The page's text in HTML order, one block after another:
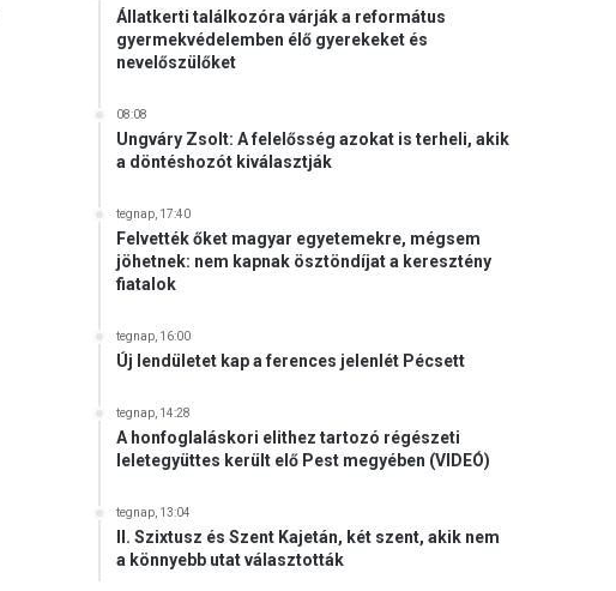
Állatkerti találkozóra várják a református
gyermekvédelemben élő gyerekeket és
nevelőszülőket
08:08
Ungváry Zsolt: A felelősség azokat is terheli, akik
a döntéshozót kiválasztják
tegnap, 17:40
Felvették őket magyar egyetemekre, mégsem
jöhetnek: nem kapnak ösztöndíjat a keresztény
fiatalok
tegnap, 16:00
Új lendületet kap a ferences jelenlét Pécsett
tegnap, 14:28
A honfoglaláskori elithez tartozó régészeti
leletegyüttes került elő Pest megyében (VIDEÓ)
tegnap, 13:04
II. Szixtusz és Szent Kajetán, két szent, akik nem
a könnyebb utat választották